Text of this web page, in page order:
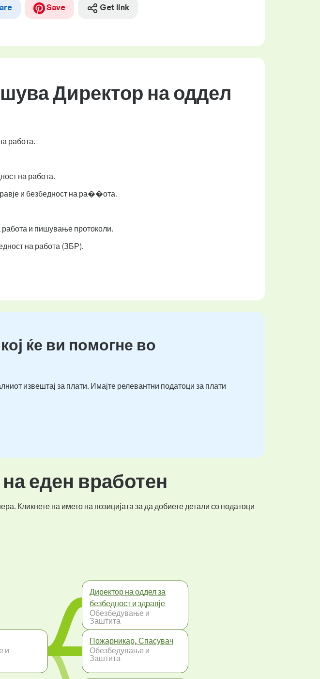
Save Get link
Директор на оддел
работа.
на работа.
и безбедност на ра��ота.
работа и пишување протоколи.
на работа (ЗБР).
ќе ви помогне во
извештај за плати. Имајте релевантни податоци за плати
еден вработен
Кликнете на името на позицијата за да добиете детали со податоци
и
Директор на оддел за
безбедност и здравје
Обезбедување и
Заштита
Пожарникар, Спасувач
Обезбедување и
Заштита